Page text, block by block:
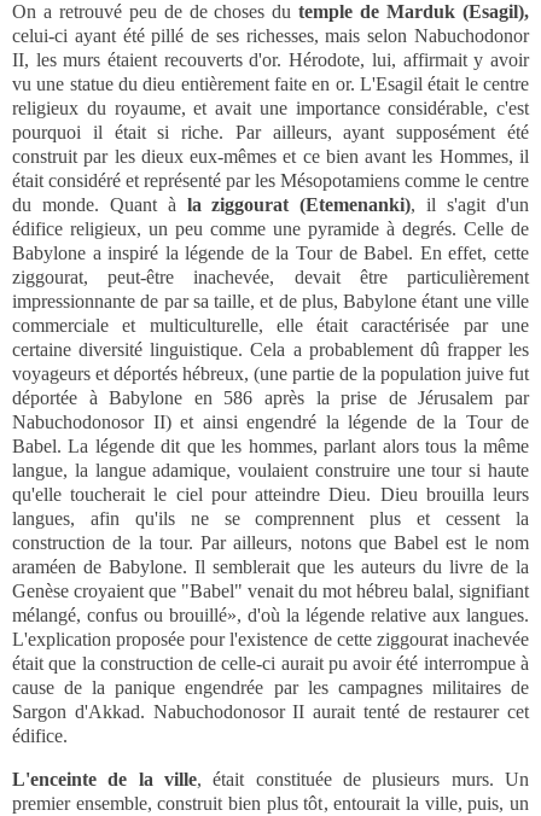
On a retrouvé peu de de choses dutemple de Marduk (Esagil),
celui-ci ayant été pillé de ses richesses, mais selon Nabuchodonor
II, les murs étaient recouverts d'or. Hérodote, lui, affirmait y avoir
vu une statue du dieu entièrement faite en or. L'Esagil était le centre
religieux du royaume, et avait une importance considérable, c'est
pourquoi il était si riche. Par ailleurs, ayant supposément été
construit par les dieux eux-mêmes et ce bien avant les Hommes, il
était considéré et représenté par les Mésopotamiens comme le centre
du monde. Quant à la ziggourat (Etemenanki), il s'agit d'un
édifice religieux, un peu comme une pyramide à degrés. Celle de
Babylone a inspiré la légende de la Tour de Babel. En effet, cette
ziggourat, peut-être inachevée, devait être particulièrement
impressionnante de par sa taille, et de plus, Babylone étant une ville
commerciale et multiculturelle, elle était caractérisée par une
certaine diversité linguistique. Cela a probablement dû frapper les
voyageurs et déportés hébreux, (une partie de la population juive fut
déportée à Babylone en 586 après la prise de Jérusalem par
Nabuchodonosor II) et ainsi engendré la légende de la Tour de
Babel. La légende dit que les hommes, parlant alors tous la même
langue, la langue adamique, voulaient construire une tour si haute
qu'elle toucherait le ciel pour atteindre Dieu. Dieu brouilla leurs
langues, afin qu'ils ne se comprennent plus et cessent la
construction de la tour. Par ailleurs, notons que Babel est le nom
araméen de Babylone. Il semblerait que les auteurs du livre de la
Genèse croyaient que "Babel" venait du mot hébreu balal, signifiant
mélangé, confus ou brouillé», d'où la légende relative aux langues.
L'explication proposée pour l'existence de cette ziggourat inachevée
était que la construction de celle-ci aurait pu avoir été interrompue à
cause de la panique engendrée par les campagnes militaires de
Sargon d'Akkad. Nabuchodonosor II aurait tenté de restaurer cet
édifice.
L'enceinte de la ville, était constituée de plusieurs murs. Un
premier ensemble, construit bien plus tôt, entourait la ville, puis, un